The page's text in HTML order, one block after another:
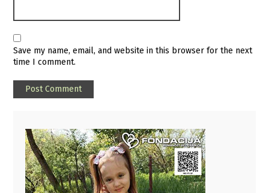
Save my name, email, and website in this browser for the next
time I comment.